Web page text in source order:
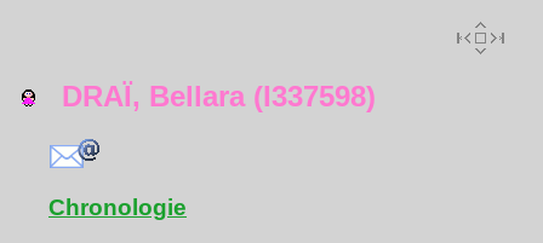
DRAÏ, Bellara (I337598)
Chronologie